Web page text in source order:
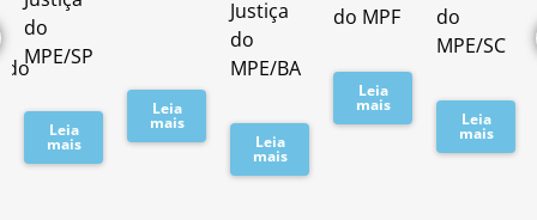
do
MPE/SP
Leia
mais
Leia
mais
Justiça
do
MPE/BA
Leia
mais
do MPF
Leia
mais
do
MPE/SC
Leia
mais